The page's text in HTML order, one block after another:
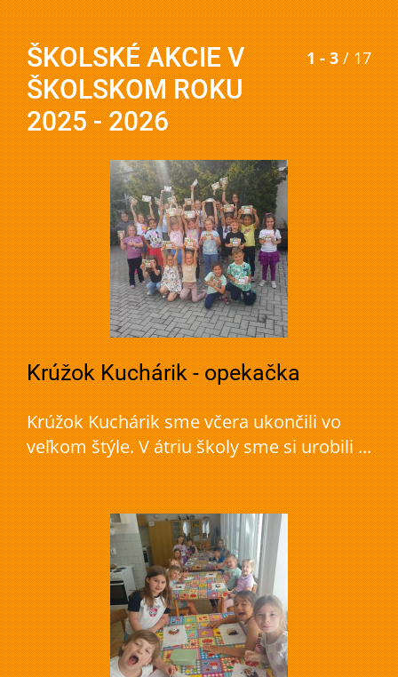
ŠKOLSKÉ AKCIE V
ŠKOLSKOM ROKU
2025 - 2026
1 - 3 / 17
Krúžok Kuchárik - opekačka
Krúžok Kuchárik sme včera ukončili vo
veľkom štýle. V átriu školy sme si urobili ...